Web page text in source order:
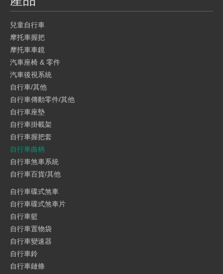
兒童自行車
摩托車握把
摩托車車鏡
汽車座椅 & 零件
汽車後視系統
自行車/其他
自行車傳動零件/其他
自行車座墊
自行車掛載架
自行車握把套
自行車曲柄
自行車煞車系統
自行車百貨/其他
自行車碟式煞車
自行車碟式煞車片
自行車籃
自行車置物袋
自行車變速器
自行車鈴
自行車鏈條